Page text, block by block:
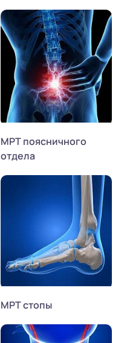
МРТ поясничного
отдела
МРТ стопы